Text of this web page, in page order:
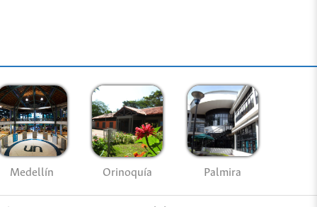
Medellín Orinoquía Palmira